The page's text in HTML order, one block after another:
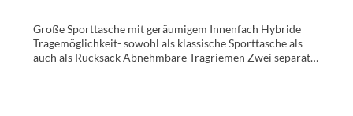
Große Sporttasche mit geräumigem Innenfach Hybride
Tragemöglichkeit- sowohl als klassische Sporttasche als
auch als Rucksack Abnehmbare Tragriemen Zwei separate